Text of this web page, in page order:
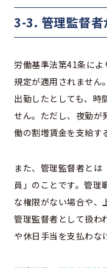
3-3. 管理監督
労働基準法第41条に
規定が適用されません
出勤したとしても、時
せん。ただし、夜勤が
働の割増賃金を支給す
また、管理監督者とは
員」のことです。管理
な権限がない場合や、
管理監督者として扱わ
や休日手当を支払わな